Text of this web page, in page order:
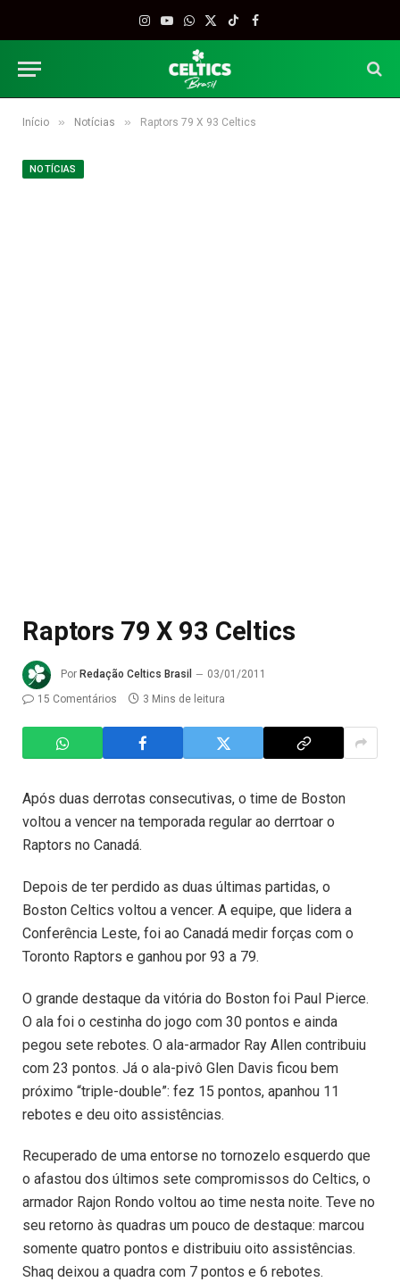
Instagram
YouTube
WhatsApp
X
TikTokFacebook
Início » Notícias » Raptors 79 X 93 Celtics
NOTÍCIAS
Raptors 79 X 93 Celtics
Por Redação Celtics Brasil
03/01/2011
15 Comentários
3 Mins de leitura
Após duas derrotas consecutivas, o time de Boston
voltou a vencer na temporada regular ao derrtoar o
Raptors no Canadá.
Depois de ter perdido as duas últimas partidas, o
Boston Celtics voltou a vencer. A equipe, que lidera a
Conferência Leste, foi ao Canadá medir forças com o
Toronto Raptors e ganhou por 93 a 79.
O grande destaque da vitória do Boston foi Paul Pierce.
O ala foi o cestinha do jogo com 30 pontos e ainda
pegou sete rebotes. O ala-armador Ray Allen contribuiu
com 23 pontos. Já o ala-pivô Glen Davis ficou bem
próximo “triple-double”: fez 15 pontos, apanhou 11
rebotes e deu oito assistências.
Recuperado de uma entorse no tornozelo esquerdo que
o afastou dos últimos sete compromissos do Celtics, o
armador Rajon Rondo voltou ao time nesta noite. Teve no
seu retorno às quadras um pouco de destaque: marcou
somente quatro pontos e distribuiu oito assistências.
Shaq deixou a quadra com 7 pontos e 6 rebotes.